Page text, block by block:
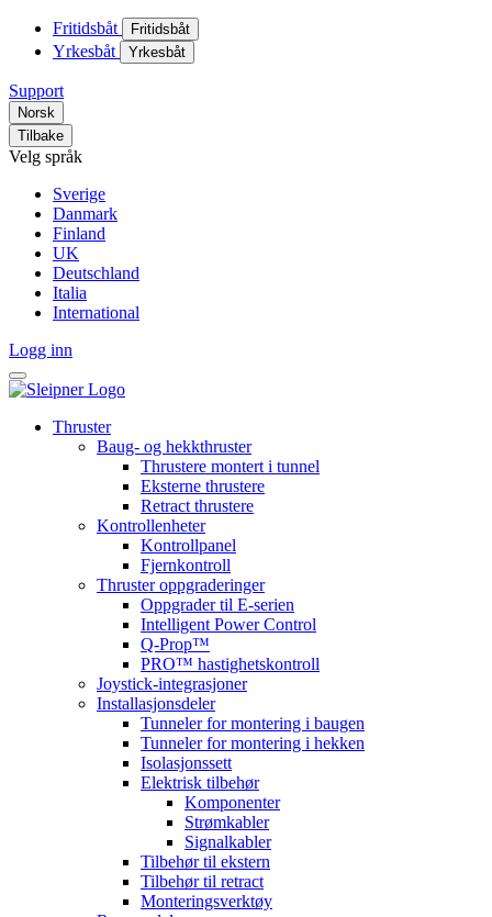
Fritidsbåt Fritidsbåt
Yrkesbåt Yrkesbåt
Support
Norsk
Tilbake
Velg språk
Sverige
Danmark
Finland
UK
Deutschland
Italia
International
Logg inn
Thruster
Baug- og hekkthruster
Thrustere montert i tunnel
Eksterne thrustere
Retract thrustere
Kontrollenheter
Kontrollpanel
Fjernkontroll
Thruster oppgraderinger
Oppgrader til E-serien
Intelligent Power Control
Q-Prop™
PRO™ hastighetskontroll
Joystick-integrasjoner
Installasjonsdeler
Tunneler for montering i baugen
Tunneler for montering i hekken
Isolasjonssett
Elektrisk tilbehør
Komponenter
Strømkabler
Signalkabler
Tilbehør til ekstern
Tilbehør til retract
Monteringsverktøy